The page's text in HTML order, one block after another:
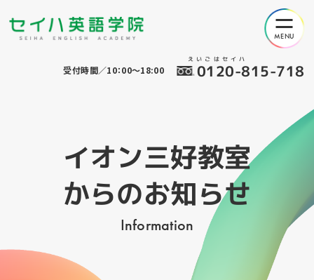
えいごはセイハ
0120-815-718
受付時間／10：00～18:00
イオン三好教室
からのお知らせ
Information